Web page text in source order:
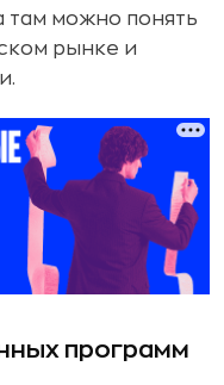
там можно понять
рынке и
программ